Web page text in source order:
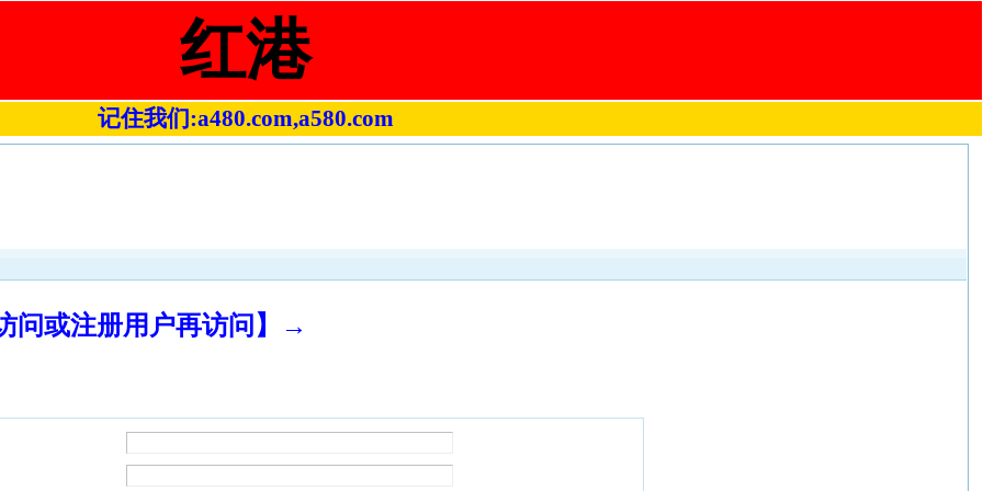
红港
记住我们:a480.com,a580.com
问或注册用户再访问】→